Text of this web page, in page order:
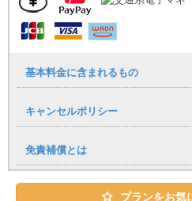
基本料金に含まれるもの
キャンセルポリシー
免責補償とは
プランをお気